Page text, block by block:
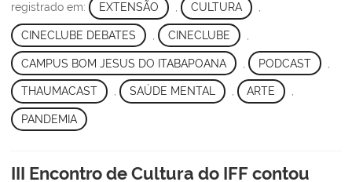
registrado em: EXTENSÃO CULTURA
CINECLUBE DEBATES CINECLUBE
CAMPUS BOM JESUS DO ITABAPOANA PODCAST
THAUMACAST , SAÚDE MENTAL , ARTE ,
PANDEMIA
III Encontro de Cultura do IFF contou